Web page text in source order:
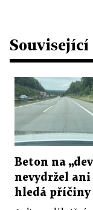
Beton na
nevydržel ani
hledá příčiny